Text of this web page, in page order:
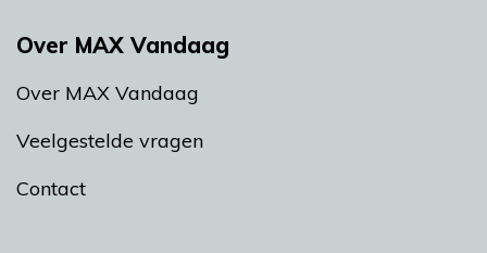
Over MAX Vandaag
Over MAX Vandaag
Veelgestelde vragen
Contact